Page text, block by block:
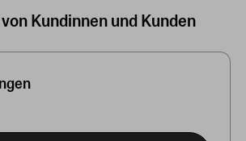
Kundinnen und Kunden